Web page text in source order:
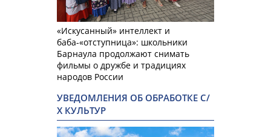
«Искусанный» интеллект и
баба-«отступница»: школьники
Барнаула продолжают снимать
фильмы о дружбе и традициях
народов России
УВЕДОМЛЕНИЯ ОБ ОБРАБОТКЕ С/
Х КУЛЬТУР